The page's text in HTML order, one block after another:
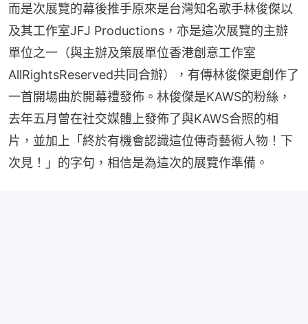
而是次展覽的幕後推手原來是台灣知名歌手林俊傑以
及其工作室JFJ Productions，亦是這次展覽的主辦
單位之一（與主辦及策展單位香港創意工作室
AllRightsReserved共同合辦），有傳林俊傑更創作了
一首開場曲於開幕禮發佈。林俊傑是KAWS的粉絲，
去年五月曾在社交媒體上發佈了與KAWS合照的相
片，並加上「終於有機會認識這位傳奇藝術人物！下
次見！」的字句，相信是為這次的展覽作準備。